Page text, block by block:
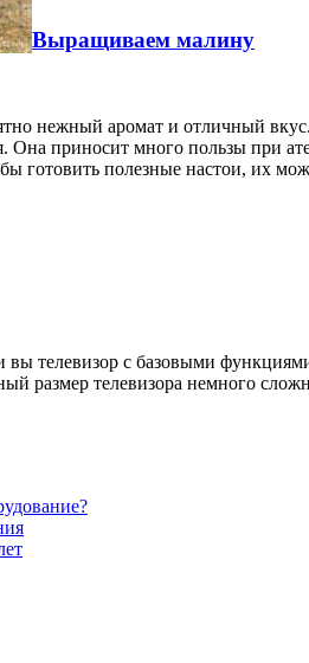
Выращиваем малину
нежный аромат и отличный
Она приносит много пользы при
готовить полезные настои, их
телевизор с базовыми
размер телевизора немного